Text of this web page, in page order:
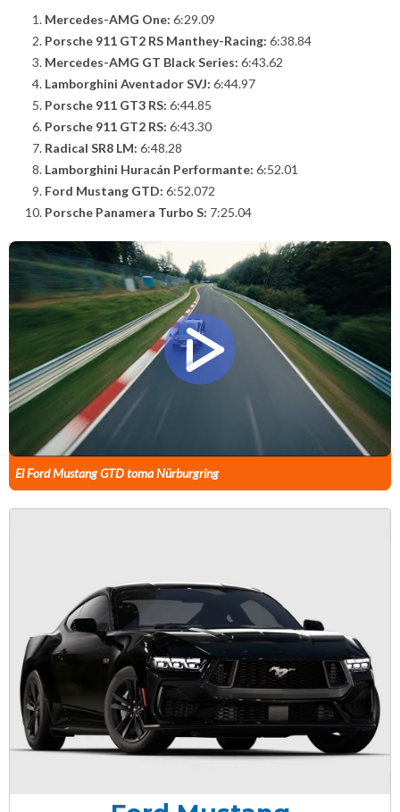
Mercedes-AMG One: 6:29.09
Porsche 911 GT2 RS Manthey-Racing: 6:38.84
Mercedes-AMG GT Black Series: 6:43.62
Lamborghini Aventador SVJ: 6:44.97
Porsche 911 GT3 RS: 6:44.85
Porsche 911 GT2 RS: 6:43.30
Radical SR8 LM: 6:48.28
Lamborghini Huracán Performante: 6:52.01
Ford Mustang GTD: 6:52.072
Porsche Panamera Turbo S: 7:25.04
El Ford Mustang GTD toma Nürburgring